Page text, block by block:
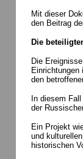
Mit dieser
den Beitrag
Die
Die
Einrichtungen
den
In diesem
der
Ein Projekt
und
historischen